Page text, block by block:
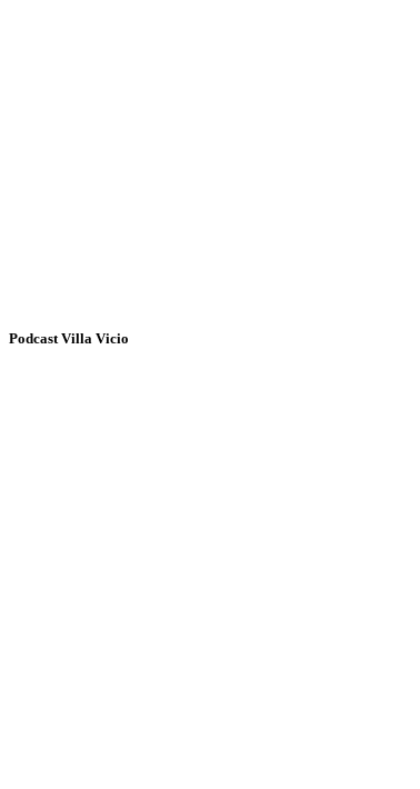
Podcast Villa Vicio